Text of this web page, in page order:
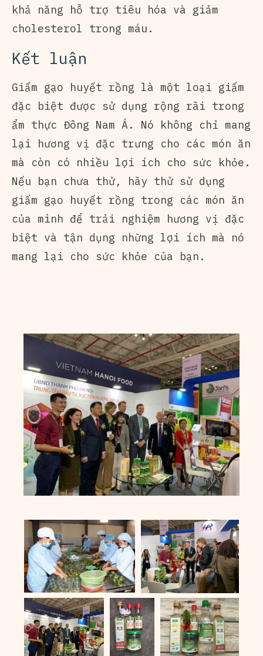
khả năng hỗ trợ tiêu hóa và giảm
cholesterol trong máu.
Kết luận
Giấm gạo huyết rồng là một loại giấm
đặc biệt được sử dụng rộng rãi trong
ẩm thực Đông Nam Á. Nó không chỉ mang
lại hương vị đặc trưng cho các món ăn
mà còn có nhiều lợi ích cho sức khỏe.
Nếu bạn chưa thử, hãy thử sử dụng
giấm gạo huyết rồng trong các món ăn
của mình để trải nghiệm hương vị đặc
biệt và tận dụng những lợi ích mà nó
mang lại cho sức khỏe của bạn.